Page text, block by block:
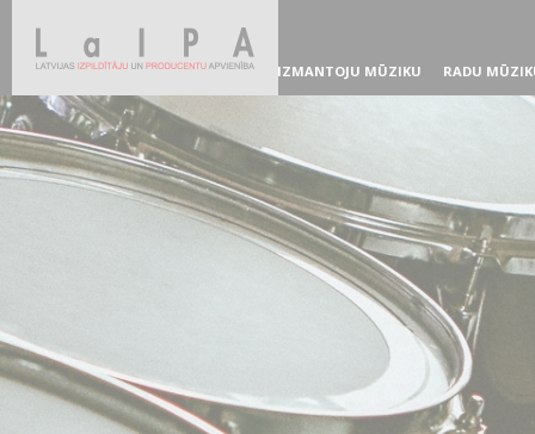
IZMANTOJU MŪZIKU RADU